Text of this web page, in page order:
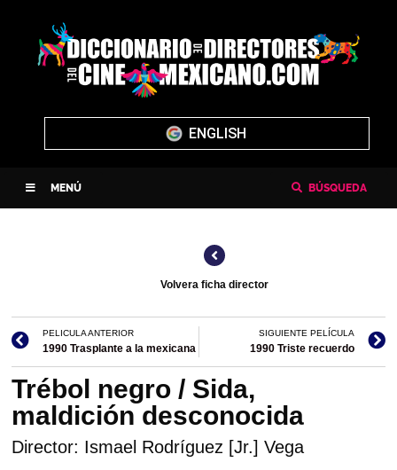
ENGLISH
MENÚ BÚSQUEDA
Volvera ficha director
PELICULA ANTERIOR
1990 Trasplante a la mexicana
SIGUIENTE PELÍCULA
1990 Triste recuerdo
Trébol negro / Sida,
maldición desconocida
Director: Ismael Rodríguez [Jr.] Vega